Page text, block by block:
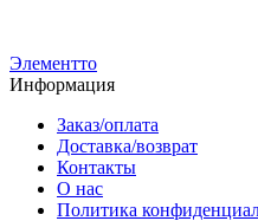
Элементто
Информация
Заказ/оплата
Доставка/возврат
Контакты
О нас
Политика